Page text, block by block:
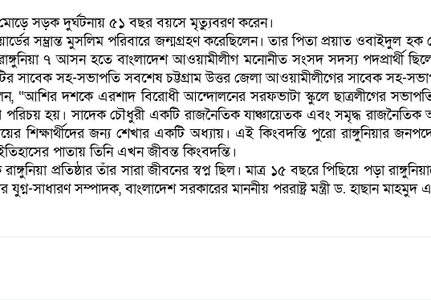
মোড়ে সড়ক দুর্ঘটনায় ৫১ বছর বয়সে মৃত্যুবরণ করেন।
সম্ভ্রান্ত মুসলিম পরিবারে জন্মগ্রহণ করেছিলেন। তার পিতা প্রয়াত ওবাইদুল
৭ আসন হতে বাংলাদেশ আওয়ামীলীগ মনোনীত সংসদ সদস্য পদপ্রার্থী
সাবেক সহ-সভাপতি সবশেষ চট্টগ্রাম উত্তর জেলা আওয়ামীলীগের সাবেক সহ-
“আশির দশকে এরশাদ বিরোধী আন্দোলনের সরফভাটা স্কুলে ছাত্রলীগের
হয়। সাদেক চৌধুরী একটি রাজনৈতিক যাঞ্চায়েতক এবং সমৃদ্ধ রাজনৈতিক
জন্য শেখার একটি অধ্যায়। এই কিংবদন্তি পুরো রাঙ্গুনিয়ার
পাতায় তিনি এখন জীবন্ত কিংবদন্তি।
প্রতিষ্ঠার তাঁর সারা জীবনের স্বপ্ন ছিল। মাত্র ১৫ বছরে পিছিয়ে পড়া
সাধারণ সম্পাদক, বাংলাদেশ সরকারের মাননীয় পররাষ্ট্র মন্ত্রী ড. হাছান